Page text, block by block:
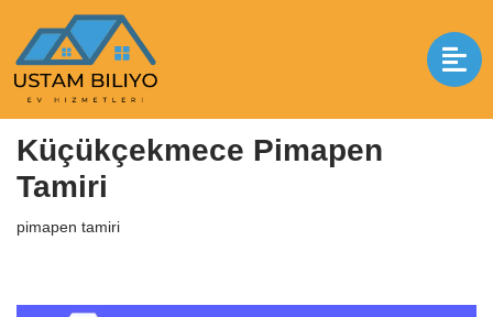
İçeriğe
geç
Anasayfa|pimapen tamiri
Küçükçekmece Pimapen
Tamiri
pimapen tamiri